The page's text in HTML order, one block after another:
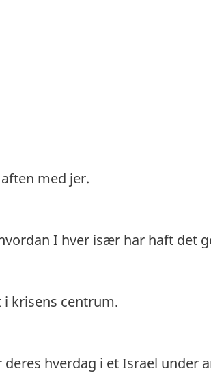
med jer.
I hver især har haft det
krisens centrum.
hverdag i et Israel under